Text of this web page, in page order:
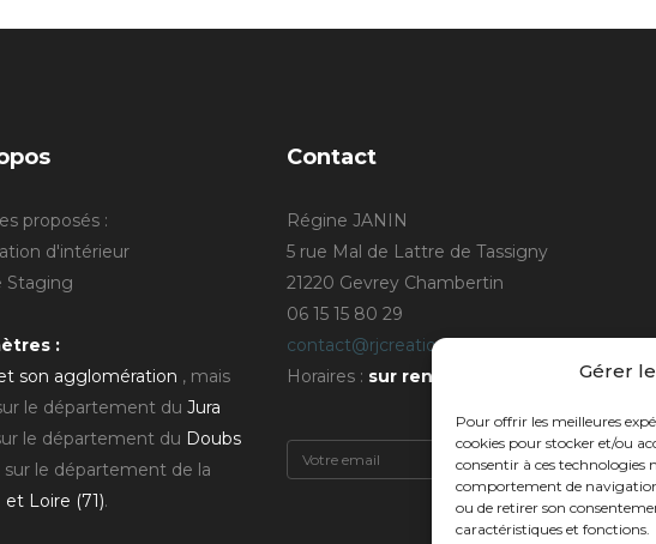
Gérer
Pour offrir les meilleures
cookies pour stocker et/ou
consentir à ces technologies
comportement de navigation
ou de retirer son
caractéristiques et fonctions.
proposés :
d'intérieur
Staging
:
son agglomération , mais
le département du Jura
le département du Doubs
le département de la
et Loire (71).
Contact
Régine JANIN
5 rue Mal de Lattre de Tassigny
21220 Gevrey Chambertin
06 15 15 80 29
contact@rjcreation.com
Horaires : sur rendez-vous